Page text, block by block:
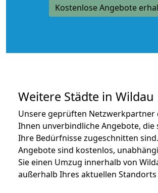
Kostenlose Angebote
Weitere Städte in Wildau
Unsere geprüften Netzwerkpartner
Ihnen unverbindliche Angebote, die
Ihre Bedürfnisse zugeschnitten
Angebote sind kostenlos,
Sie einen Umzug innerhalb von
außerhalb Ihres aktuellen Standorts